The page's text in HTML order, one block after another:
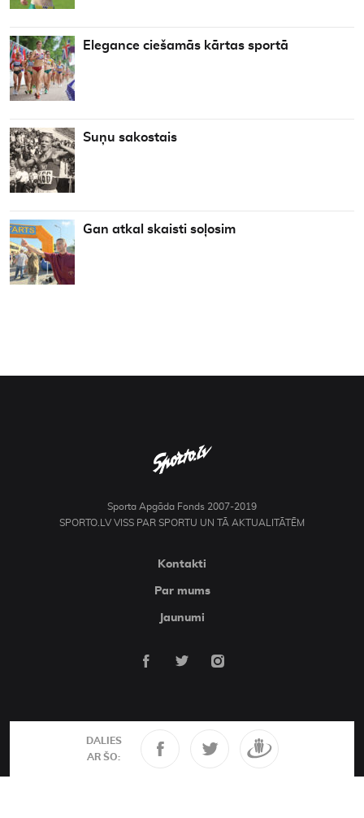
DALIES
AR ŠO:
Elegance ciešamās kārtas sportā
Suņu sakostais
Gan atkal skaisti soļosim
Sporta Apgāda Fonds 2007-2019
SPORTO.LV VISS PAR SPORTU UN TĀ AKTUALITĀTĒM
Kontakti
Par mums
Jaunumi